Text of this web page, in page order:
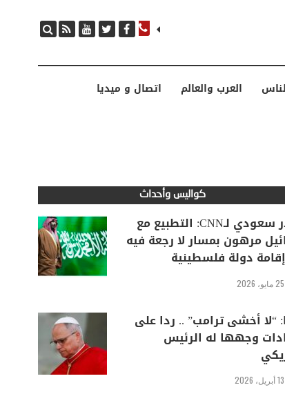
مصدر سعودي لـCNN: التطبيع مع إسرائيل مرهون بمسار لا رجعة فيه نحو إقامة دولة فلسطينية
العرب والعالم اتصال و ميديا
كواليس وأحداث
مصدر سعودي لـCNN: التطبيع مع
مرهون بمسار لا رجعة فيه
دولة فلسطينية
25 مايو، 2026
“لا أخشى ترامب” .. ردا على
وجهها له الرئيس
13 أبريل، 2026